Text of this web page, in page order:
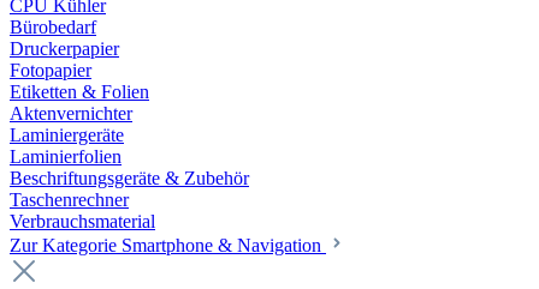
CPU Kühler
Bürobedarf
Druckerpapier
Fotopapier
Etiketten & Folien
Aktenvernichter
Laminiergeräte
Laminierfolien
Beschriftungsgeräte & Zubehör
Taschenrechner
Verbrauchsmaterial
Zur Kategorie Smartphone & Navigation